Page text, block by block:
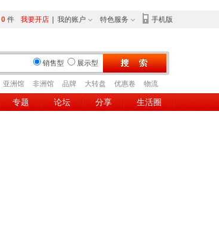
手机版
特色服务
我的账户
我要开店
0 件
销售型 展示型
亚洲馆 非洲馆 品牌 大转盘 优惠卷 物流
专题 论坛 分享 生活圈